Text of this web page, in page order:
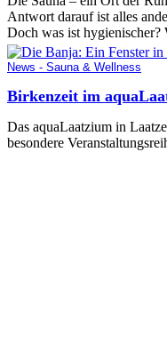
Antwort darauf ist alles
Doch was ist
News - Sauna & Wellness
Birkenzeit im
Das aquaLaatzium in
besondere